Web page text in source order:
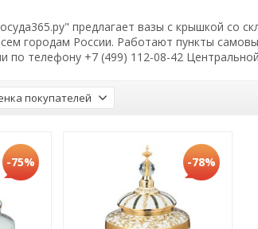
предлагает вазы с крышкой со
городам России. Работают пункты
по телефону +7 (499) 112-08-42
покупателей
-75% -78%